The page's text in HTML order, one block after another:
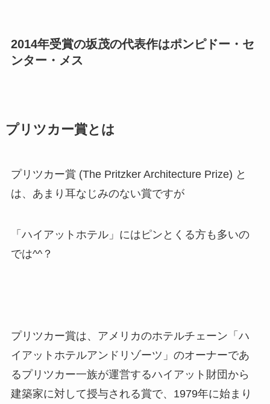
2014年受賞の坂茂の代表作はポンピドー・セ
ンター・メス
プリツカー賞とは
プリツカー賞 (The Pritzker Architecture Prize) と
は、あまり耳なじみのない賞ですが
「ハイアットホテル」にはピンとくる方も多いの
では^^？
プリツカー賞は、アメリカのホテルチェーン「ハ
イアットホテルアンドリゾーツ」のオーナーであ
るプリツカー一族が運営するハイアット財団から
建築家に対して授与される賞で、1979年に始まり